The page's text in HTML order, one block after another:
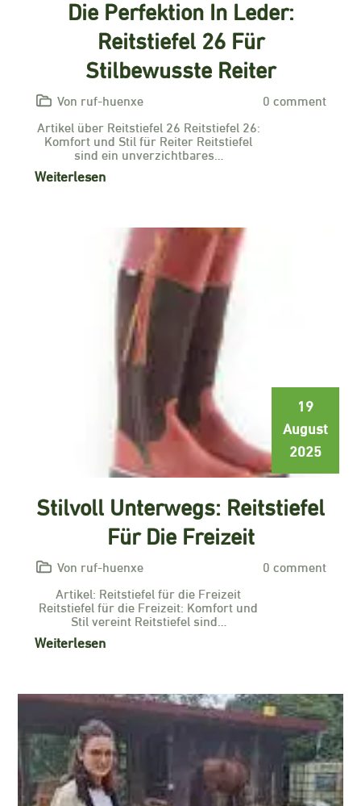
Die Perfektion In Leder:
Reitstiefel 26 Für
Stilbewusste Reiter
Von ruf-huenxe
0 comment
Artikel über Reitstiefel 26 Reitstiefel 26:
Komfort und Stil für Reiter Reitstiefel
sind ein unverzichtbares…
Weiterlesen
19
August
2025
Stilvoll Unterwegs: Reitstiefel
Für Die Freizeit
Von ruf-huenxe
0 comment
Artikel: Reitstiefel für die Freizeit
Reitstiefel für die Freizeit: Komfort und
Stil vereint Reitstiefel sind…
Weiterlesen